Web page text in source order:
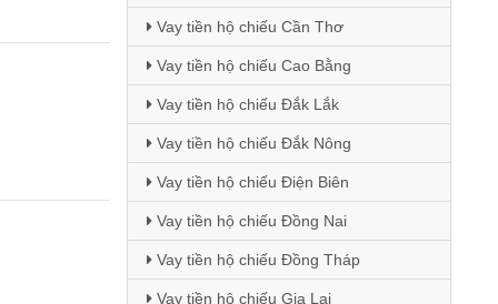
Vay tiền hộ chiếu Cần Thơ
Vay tiền hộ chiếu Cao Bằng
Vay tiền hộ chiếu Đắk Lắk
Vay tiền hộ chiếu Đắk Nông
Vay tiền hộ chiếu Điện Biên
Vay tiền hộ chiếu Đồng Nai
Vay tiền hộ chiếu Đồng Tháp
Vay tiền hộ chiếu Gia Lai